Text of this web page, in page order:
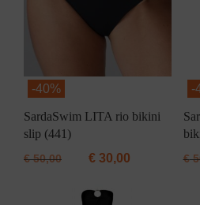
-40%
SardaSwim LITA rio bikini
slip (441)
€50,00 € 30,00
-
€